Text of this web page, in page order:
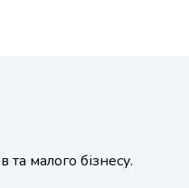
та малого бізнесу.